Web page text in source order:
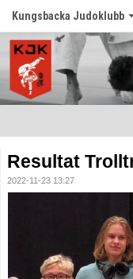
Kungsbacka Judoklubb
Prova Judo
Balansträning för vuxna
Senast nytt
Resultat
2022-11-23 13:27